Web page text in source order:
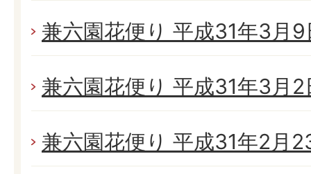
兼六園花便り 平成31年3月
兼六園花便り 平成31年3月2
兼六園花便り 平成31年2月